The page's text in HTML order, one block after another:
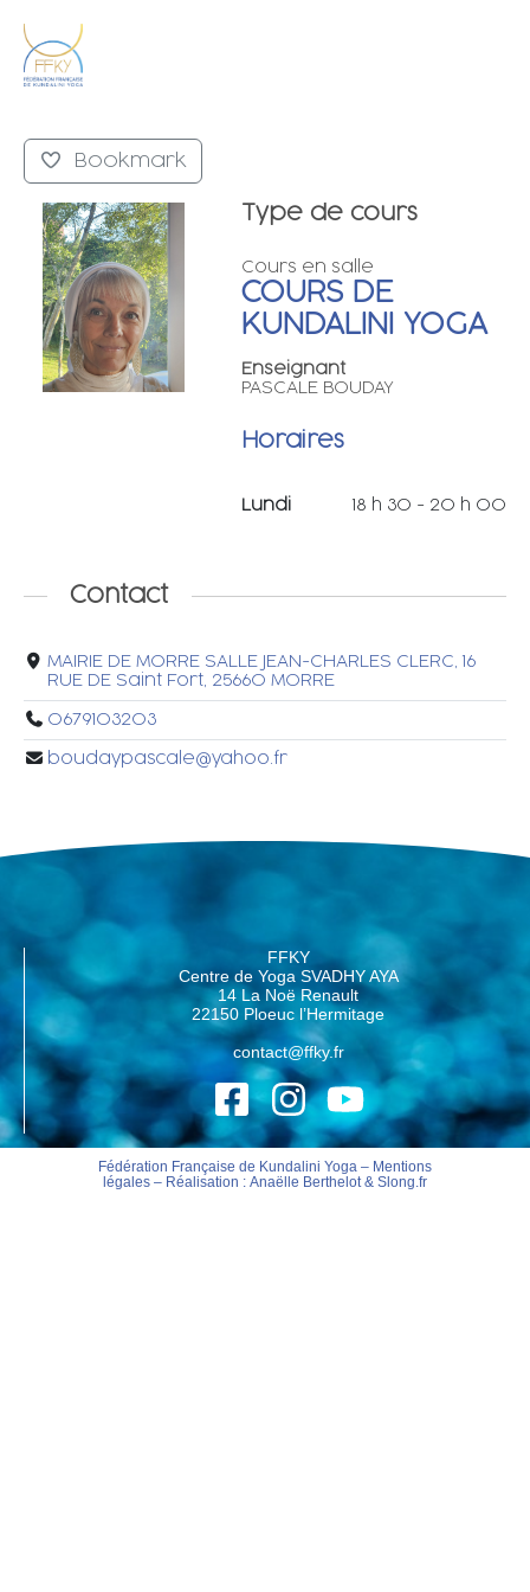
Bookmark
Type de cours
Cours en salle
COURS DE
KUNDALINI YOGA
Enseignant
PASCALE BOUDAY
Horaires
Lundi 18 h 30 - 20 h 00
Contact
MAIRIE DE MORRE SALLE JEAN-CHARLES CLERC, 16
RUE DE Saint Fort, 25660 MORRE
0679103203
boudaypascale@yahoo.fr
FFKY
Centre de Yoga SVADHY AYA
14 La Noë Renault
22150 Ploeuc l’Hermitage
contact@ffky.fr
Fédération Française de Kundalini Yoga – Mentions
légales– Réalisation : Anaëlle Berthelot& Slong.fr